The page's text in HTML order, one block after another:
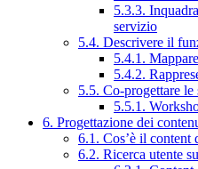
5.3.3.
servizio
5.4. Descrivere il
5.4.1.
5.4.2.
5.5. Co-progettare le
5.5.1.
6. Progettazione dei
6.1. Cos’è il content
6.2. Ricerca utente